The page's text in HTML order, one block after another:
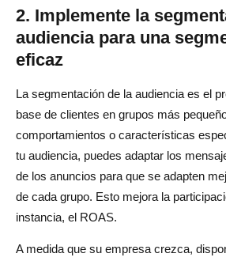
2. Implemente la
audiencia para una
eficaz
La segmentación de la audiencia es el
base de clientes en grupos más
comportamientos o características
tu audiencia, puedes adaptar los
de los anuncios para que se adapten
de cada grupo. Esto mejora la
instancia, el ROAS.
A medida que su empresa crezca,